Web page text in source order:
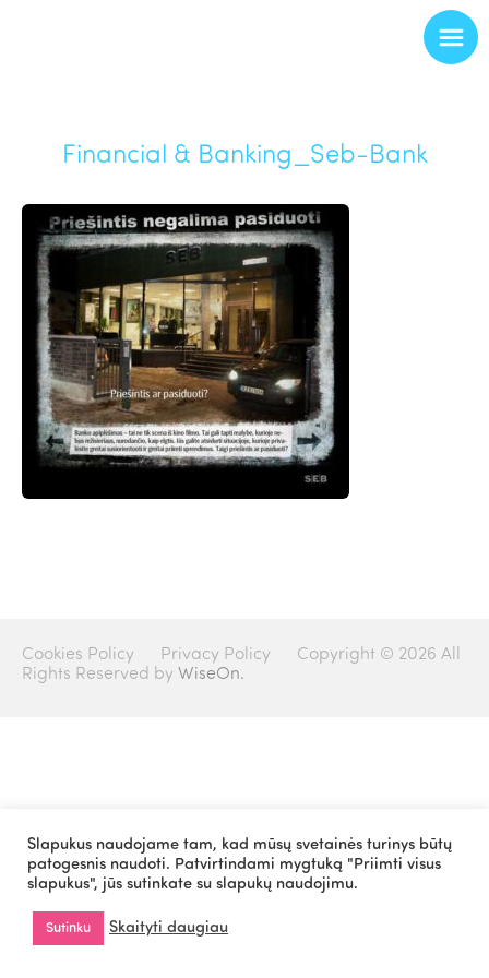
Financial & Banking_Seb-Bank
Cookies Policy Privacy Policy
Copyright © 2026 All
Rights Reserved by WiseOn.
Slapukus naudojame tam, kad mūsų svetainės turinys būtų
patogesnis naudoti. Patvirtindami mygtuką "Priimti visus
slapukus", jūs sutinkate su slapukų naudojimu.
Sutinku Skaityti daugiau